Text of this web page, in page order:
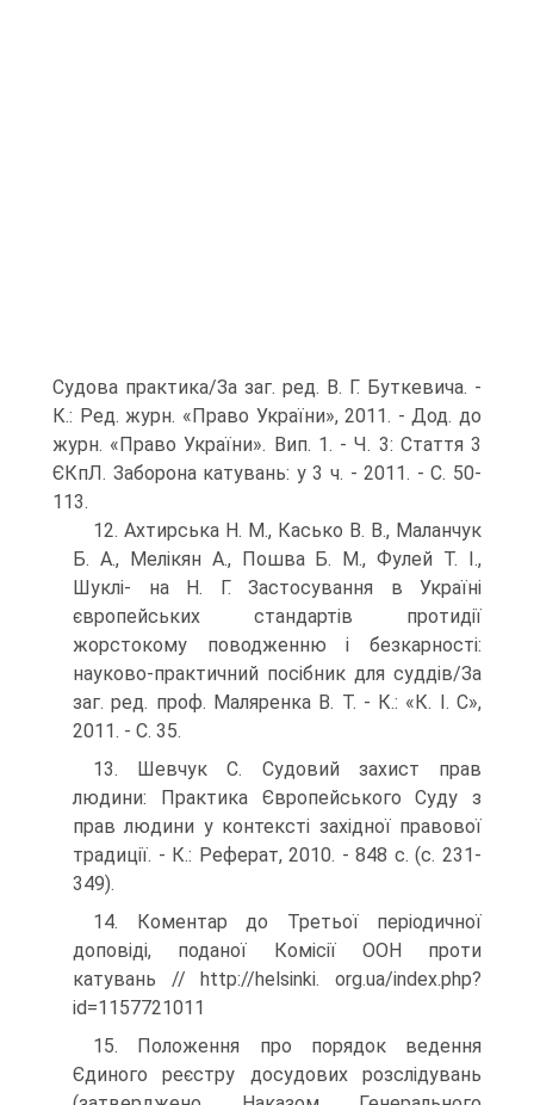
Судова практика/За заг. ред. В. Г. Буткевича. -
К.: Ред. журн. «Право України», 2011. - Дод. до
журн. «Право України». Вип. 1. - Ч. 3: Стаття 3
ЄКпЛ. За­борона катувань: у 3 ч. - 2011. - С. 50-
113.
12. Ахтирська Н. М., Касько В. В., Маланчук
Б. А., Мелікян А., Пошва Б. М., Фулей Т. І.,
Шуклі- на Н. Г. Застосування в Україні
європейських стандартів протидії
жорстокому поводженню і безкарності:
науково-практичний посібник для суддів/За
заг. ред. проф. Маляренка В. Т. - К.: «К. І. С»,
2011. - С. 35.
13. Шевчук С. Судовий захист прав
людини: Практи­ка Європейського Суду з
прав людини у контексті західної правової
традиції. - К.: Реферат, 2010. - 848 с. (с. 231-
349).
14. Коментар до Третьої періодичної
доповіді, пода­ної Комісії ООН проти
катувань // http://helsinki. org.ua/index.php?
id=1157721011
15. Положення про порядок ведення
Єдиного реєстру досудових розслідувань